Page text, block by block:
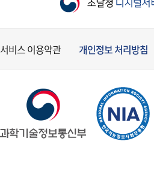
서비스 이용약관 개인정보 처리방침